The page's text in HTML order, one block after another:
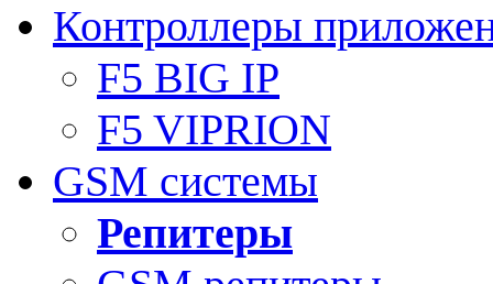
Контроллеры
F5 BIG IP
F5 VIPRION
GSM системы
Репитеры